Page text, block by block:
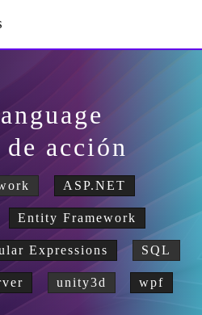
acción
ASP.NET
Entity Framework
Expressions SQL
unity3d wpf